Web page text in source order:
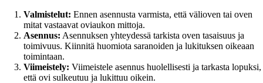
Valmistelut: Ennen asennusta varmista, että välioven tai oven
mitat vastaavat oviaukon mittoja.
Asennus: Asennuksen yhteydessä tarkista oven tasaisuus ja
toimivuus. Kiinnitä huomiota saranoiden ja lukituksen oikeaan
toimintaan.
Viimeistely: Viimeistele asennus huolellisesti ja tarkasta lopuksi,
että ovi sulkeutuu ja lukittuu oikein.